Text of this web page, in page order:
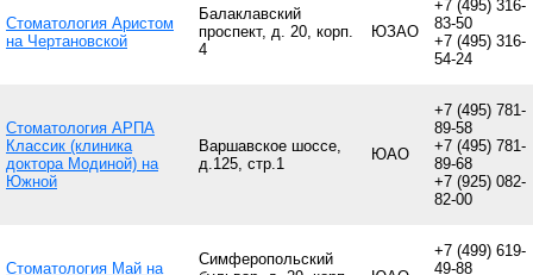
Стоматология Аристом
на Чертановской
Балаклавский
проспект, д. 20, корп.
4
ЮЗАО
+7 (495) 316-
83-50
+7 (495) 316-
54-24
Стоматология АРПА
Классик (клиника
доктора Модиной) на
Южной
Варшавское шоссе,
д.125, стр.1
ЮАО
+7 (495) 781-
89-58
+7 (495) 781-
89-68
+7 (925) 082-
82-00
Стоматология Май на
Симферопольский
+7 (499) 619-
49-88